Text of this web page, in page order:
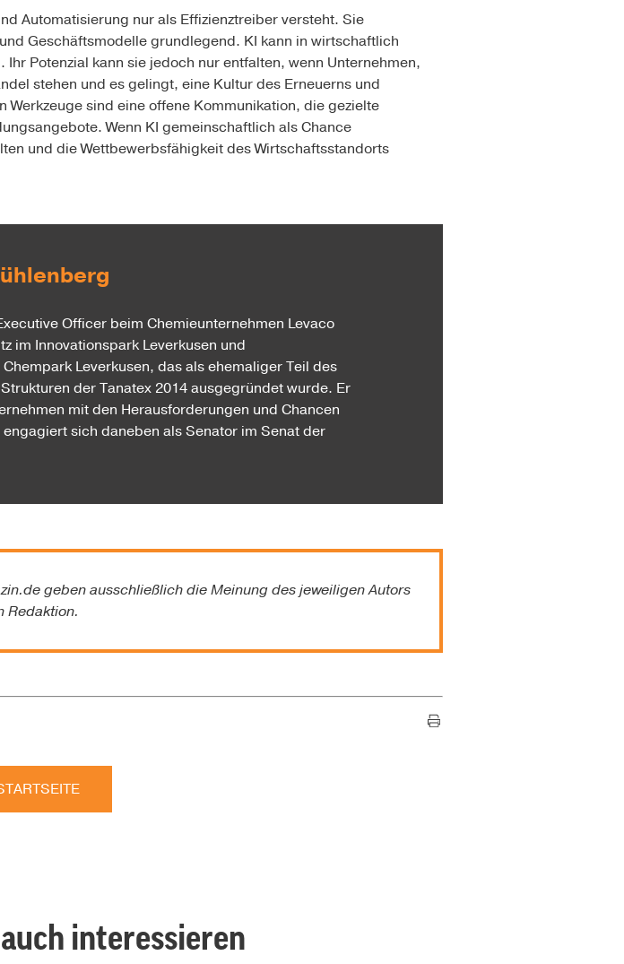
Automatisierung nur als Effizienztreiber versteht. Sie
Geschäftsmodelle grundlegend. KI kann in wirtschaftlich
Potenzial kann sie jedoch nur entfalten, wenn Unternehmen,
stehen und es gelingt, eine Kultur des Erneuerns und
sind eine offene Kommunikation, die gezielte
Wenn KI gemeinschaftlich als Chance
und die Wettbewerbsfähigkeit des Wirtschaftsstandorts
Officer beim Chemieunternehmen Levaco
im Innovationspark Leverkusen und
Leverkusen, das als ehemaliger Teil des
der Tanatex 2014 ausgegründet wurde. Er
mit den Herausforderungen und Chancen
sich daneben als Senator im Senat der
geben ausschließlich die Meinung des jeweiligen Autors
Redaktion.
interessieren